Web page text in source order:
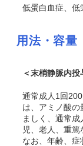
低蛋白血症、低
用法・容量
＜末梢静脈内投
通常成人1回
は、アミノ酸
ましく、通常
児、老人、重篤
なお、年齢、症